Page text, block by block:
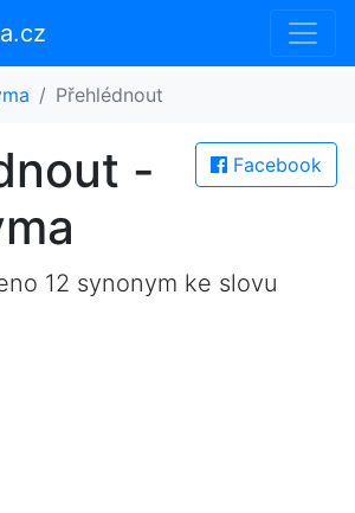
Přehlédnout
Facebook
-
12 synonym ke slovu